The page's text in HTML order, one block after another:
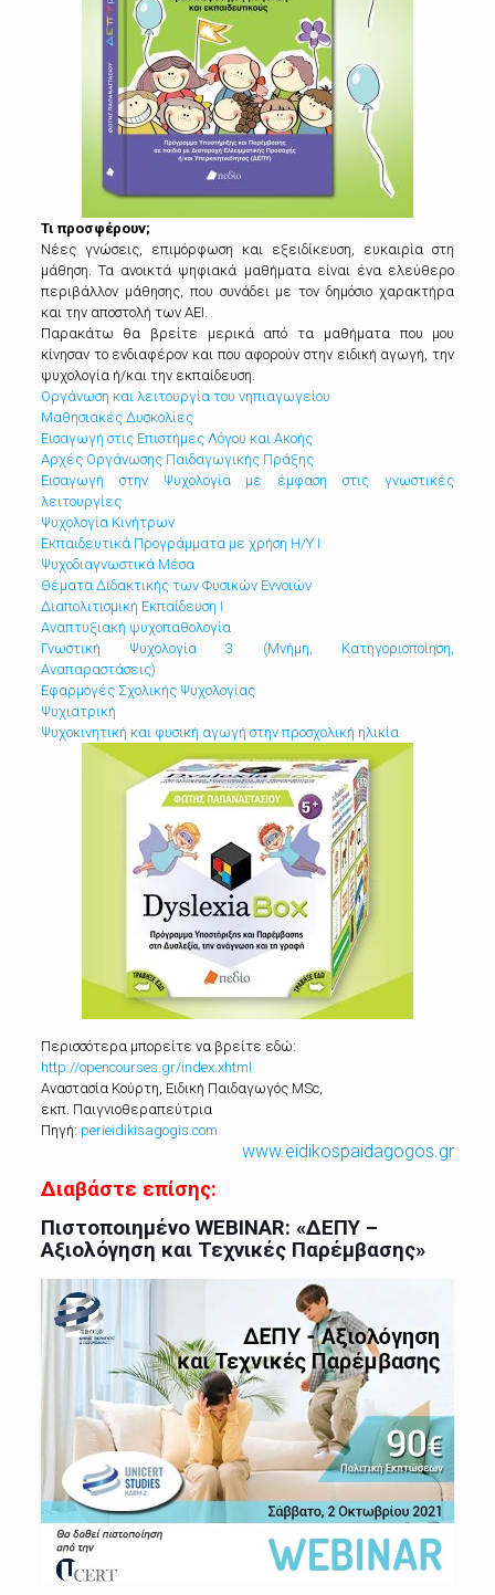
Τι προσφέρουν;
Νέες γνώσεις, επιμόρφωση και εξειδίκευση, ευκαιρία στη
μάθηση. Τα ανοικτά ψηφιακά μαθήματα είναι ένα ελεύθερο
περιβάλλον μάθησης, που συνάδει με τον δημόσιο χαρακτήρα
και την αποστολή των ΑΕΙ.
Παρακάτω θα βρείτε μερικά από τα μαθήματα που μου
κίνησαν το ενδιαφέρον και που αφορούν στην ειδική αγωγή, την
ψυχολογία ή/και την εκπαίδευση.
Οργάνωση και λειτουργία του νηπιαγωγείου
Μαθησιακές Δυσκολίες
Εισαγωγή στις Επιστήμες Λόγου και Ακοής
Αρχές Οργάνωσης Παιδαγωγικής Πράξης
Εισαγωγή στην Ψυχολογία με έμφαση στις γνωστικές
λειτουργίες
Ψυχολογία Κινήτρων
Εκπαιδευτικά Προγράμματα με χρήση Η/Υ Ι
Ψυχοδιαγνωστικά Μέσα
Θέματα Διδακτικής των Φυσικών Εννοιών
Διαπολιτισμική Εκπαίδευση Ι
Αναπτυξιακή ψυχοπαθολογία
Γνωστική Ψυχολογία 3 (Μνήμη, Κατηγοριοποίηση,
Αναπαραστάσεις)
Eφαρμογές Σχολικής Ψυχολογίας
Ψυχιατρική
Ψυχοκινητική και φυσική αγωγή στην προσχολική ηλικία
Περισσότερα μπορείτε να βρείτε εδώ:
http://opencourses.gr/index.xhtml
Αναστασία Κούρτη, Ειδική Παιδαγωγός MSc,
εκπ. Παιγνιοθεραπεύτρια
Πηγή: perieidikisagogis.com
www.eidikospaidagogos.gr
Διαβάστε επίσης:
Πιστοποιημένο WEBINAR: «ΔΕΠΥ –
Αξιολόγηση και Τεχνικές Παρέμβασης»